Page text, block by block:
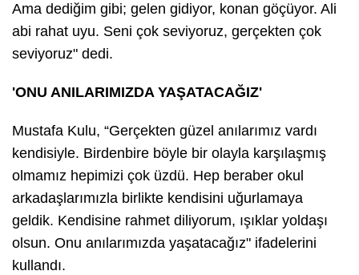
Ama dediğim gibi; gelen gidiyor, konan göçüyor. Ali
abi rahat uyu. Seni çok seviyoruz, gerçekten çok
seviyoruz" dedi.
'ONU ANILARIMIZDA YAŞATACAĞIZ'
Mustafa Kulu, “Gerçekten güzel anılarımız vardı
kendisiyle. Birdenbire böyle bir olayla karşılaşmış
olmamız hepimizi çok üzdü. Hep beraber okul
arkadaşlarımızla birlikte kendisini uğurlamaya
geldik. Kendisine rahmet diliyorum, ışıklar yoldaşı
olsun. Onu anılarımızda yaşatacağız" ifadelerini
kullandı.